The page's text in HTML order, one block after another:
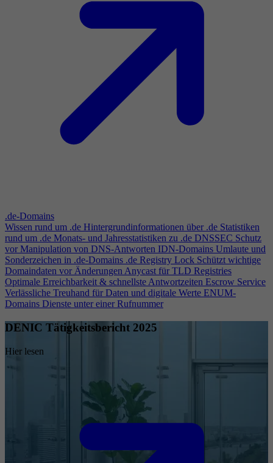
.de-Domains
Wissen rund um .de Hintergrundinformationen über .de Statistiken
rund um .de Monats- und Jahresstatistiken zu .de DNSSEC Schutz
vor Manipulation von DNS-Antworten IDN-Domains Umlaute und
Sonderzeichen in .de-Domains .de Registry Lock Schützt wichtige
Domaindaten vor ÄnderungenAnycast für TLD Registries
Optimale Erreichbarkeit & schnellste Antwortzeiten Escrow Service
Verlässliche Treuhand für Daten und digitale Werte ENUM-
Domains Dienste unter einer Rufnummer
DENIC Tätigkeitsbericht 2025
Hier lesen